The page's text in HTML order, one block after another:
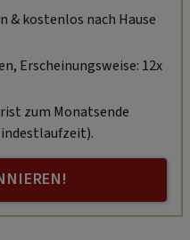
& kostenlos nach Hause
Erscheinungsweise: 12x
zum Monatsende